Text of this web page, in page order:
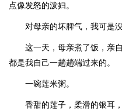
点像发怒的泼妇。
对母亲的坏脾气，我可是
这一天，母亲煮了饭，亲
都是我自己一趟趟端过来的。
一碗莲米粥。
香甜的莲子，柔滑的银耳